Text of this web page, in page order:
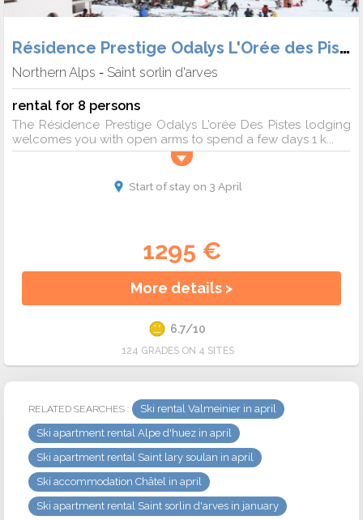
Résidence Prestige Odalys L'Orée des Pistes
Northern Alps - Saint sorlin d'arves
rental for 8 persons
The Résidence Prestige Odalys L'orée Des Pistes lodging
welcomes you with open arms to spend a few days 1 k...
Start of stay on 3 April
1295 €
More details >
6.7/10
124 GRADES ON 4 SITES
RELATED SEARCHES :
Ski rental Valmeinier in april
Ski apartment rental Alpe d'huez in april
Ski apartment rental Saint lary soulan in april
Ski accommodation Châtel in april
Ski apartment rental Saint sorlin d'arves in january